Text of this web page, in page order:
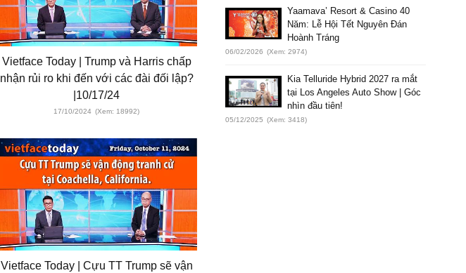
Vietface Today | Trump và Harris chấp
nhận rủi ro khi đến với các đài đối lập?
|10/17/24
17/10/2024 (Xem: 18992)
Vietface Today | Cựu TT Trump sẽ vận
Yaamava’ Resort & Casino 40
Năm: Lễ Hội Tết Nguyên Đán
Hoành Tráng
06/02/2026 (Xem: 2974)
Kia Telluride Hybrid 2027 ra mắt
tại Los Angeles Auto Show | Góc
nhìn đầu tiên!
05/12/2025 (Xem: 3418)